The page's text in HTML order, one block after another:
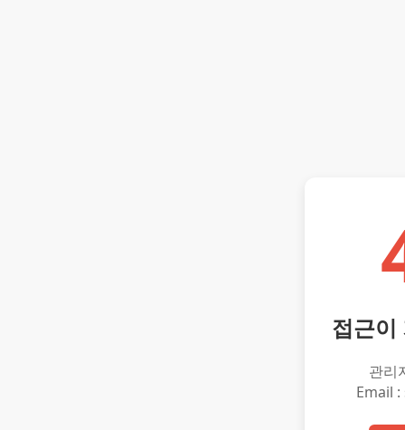
접근이
관리
Email